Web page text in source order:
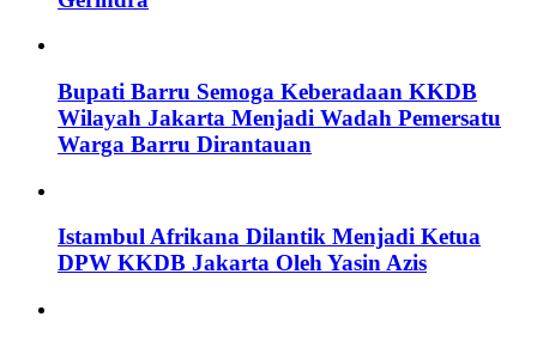
Bupati Barru Semoga Keberadaan KKDB
Wilayah Jakarta Menjadi Wadah Pemersatu
Warga Barru Dirantauan
Istambul Afrikana Dilantik Menjadi Ketua
DPW KKDB Jakarta Oleh Yasin Azis